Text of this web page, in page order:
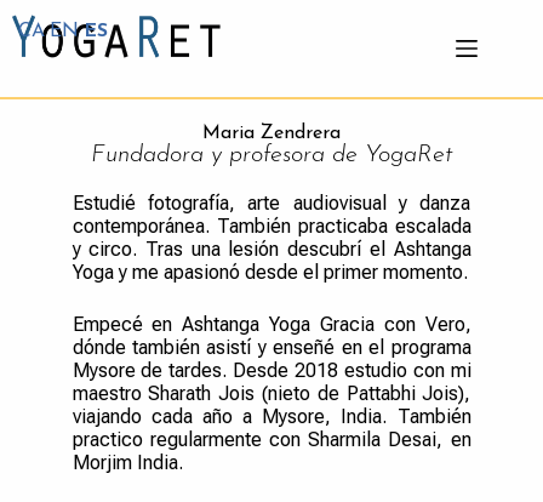
Maria Zendrera
Fundadora y profesora de YogaRet
Estudié fotografía, arte audiovisual y danza
contemporánea. También practicaba escalada
y circo. Tras una lesión descubrí el Ashtanga
Yoga y me apasionó desde el primer momento.
Empecé en Ashtanga Yoga Gracia con Vero,
dónde también asistí y enseñé en el programa
Mysore de tardes. Desde 2018 estudio con mi
maestro Sharath Jois (nieto de Pattabhi Jois),
viajando cada año a Mysore, India. También
practico regularmente con Sharmila Desai, en
Morjim India.
CA EN ES